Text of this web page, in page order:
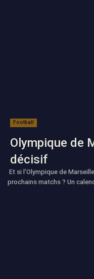
Football
Olympique de
décisif
Et si l’Olympique de
prochains matchs ? Un